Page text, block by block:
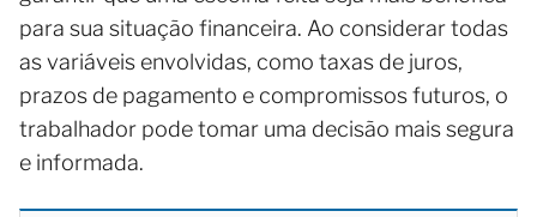
para sua situação financeira. Ao considerar todas
as variáveis ​​envolvidas, como taxas de juros,
prazos de pagamento e compromissos futuros, o
trabalhador pode tomar uma decisão mais segura
e informada.